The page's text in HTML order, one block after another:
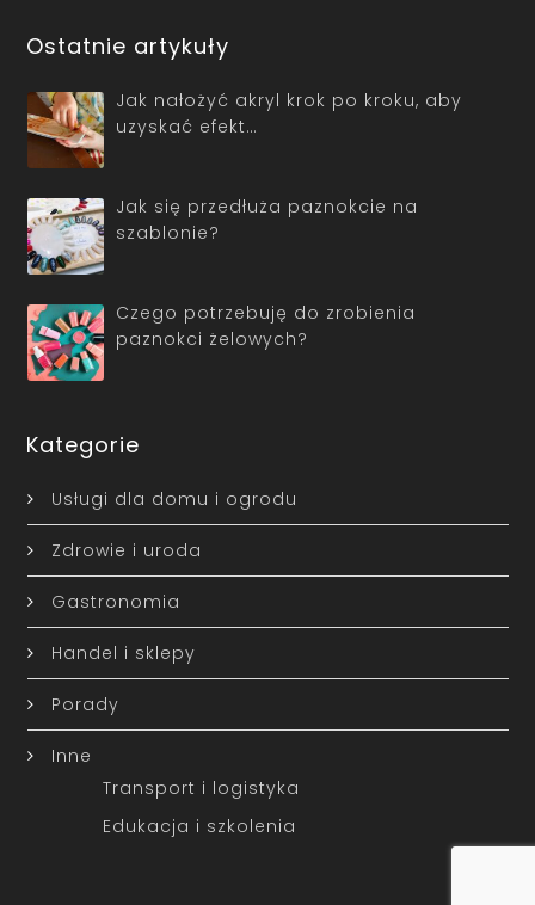
Ostatnie artykuły
Jak nałożyć akryl krok po kroku, aby
uzyskać efekt…
Jak się przedłuża paznokcie na
szablonie?
Czego potrzebuję do zrobienia
paznokci żelowych?
Kategorie
Usługi dla domu i ogrodu
Zdrowie i uroda
Gastronomia
Handel i sklepy
Porady
Inne
Transport i logistyka
Edukacja i szkolenia